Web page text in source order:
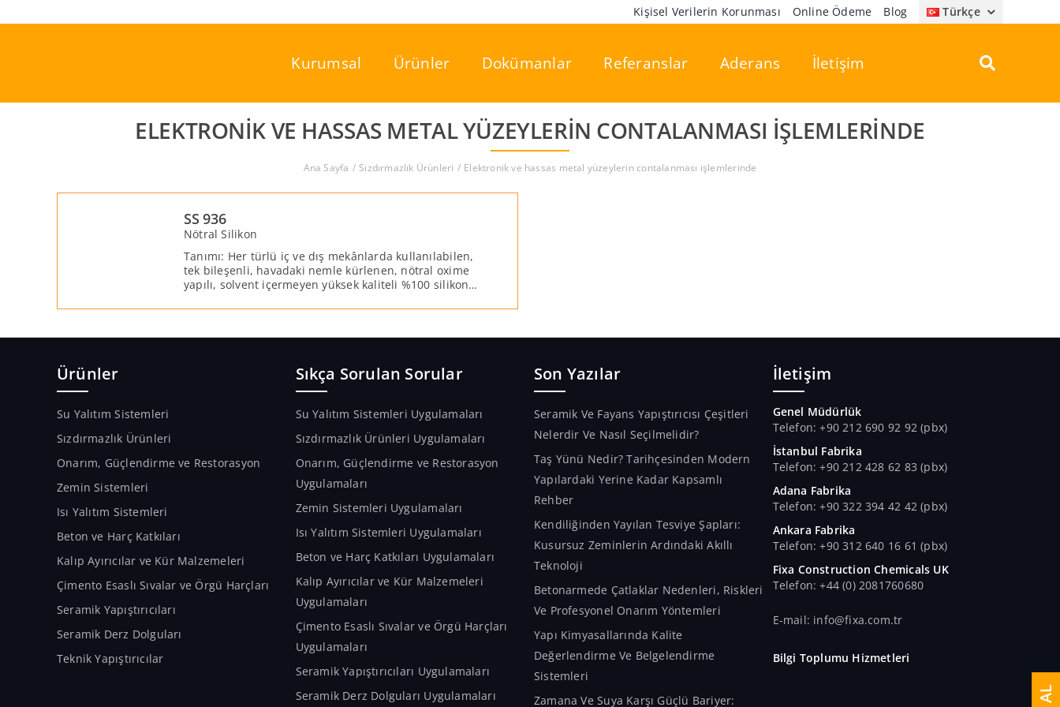
Kişisel Verilerin Korunması Online Ödeme Blog Türkçe
Kurumsal Ürünler Dokümanlar Referanslar Aderans İletişim
ELEKTRONIK VE HASSAS METAL YÜZEYLERIN CONTALANMASI IŞLEMLERINDE
Ana Sayfa Sızdırmazlık Ürünleri Elektronik ve hassas metal yüzeylerin contalanması işlemlerinde
SS 936
Nötral Silikon
Tanımı: Her türlü iç ve dış mekânlarda kullanılabilen,
tek bileşenli, havadaki nemle kürlenen, nötral oxime
yapılı, solvent içermeyen yüksek kaliteli %100 silikon
Ürünler
Su Yalıtım Sistemleri
Sızdırmazlık Ürünleri
Onarım, Güçlendirme ve Restorasyon
Zemin Sistemleri
Isı Yalıtım Sistemleri
Beton ve Harç Katkıları
Kalıp Ayırıcılar ve Kür Malzemeleri
Çimento Esaslı Sıvalar ve Örgü Harçları
Seramik Yapıştırıcıları
Seramik Derz Dolguları
Teknik Yapıştırıcılar
Sıkça Sorulan Sorular
Su Yalıtım Sistemleri Uygulamaları
Sızdırmazlık Ürünleri Uygulamaları
Onarım, Güçlendirme ve Restorasyon
Uygulamaları
Zemin Sistemleri Uygulamaları
Isı Yalıtım Sistemleri Uygulamaları
Beton ve Harç Katkıları Uygulamaları
Kalıp Ayırıcılar ve Kür Malzemeleri
Uygulamaları
Çimento Esaslı Sıvalar ve Örgü Harçları
Uygulamaları
Seramik Yapıştırıcıları Uygulamaları
Seramik Derz Dolguları Uygulamaları
Son Yazılar
Seramik Ve Fayans Yapıştırıcısı Çeşitleri
Nelerdir Ve Nasıl Seçilmelidir?
Taş Yünü Nedir? Tarihçesinden Modern
Yapılardaki Yerine Kadar Kapsamlı
Rehber
Kendiliğinden Yayılan Tesviye Şapları:
Kusursuz Zeminlerin Ardındaki Akıllı
Teknoloji
Betonarmede Çatlaklar Nedenleri, Riskleri
Ve Profesyonel Onarım Yöntemleri
Yapı Kimyasallarında Kalite
Değerlendirme Ve Belgelendirme
Sistemleri
Zamana Ve Suya Karşı Güçlü Bariyer:
İletişim
Genel Müdürlük
Telefon: +90 212 690 92 92 (pbx)
İstanbul Fabrika
Telefon: +90 212 428 62 83 (pbx)
Adana Fabrika
Telefon: +90 322 394 42 42 (pbx)
Ankara Fabrika
Telefon: +90 312 640 16 61 (pbx)
Fixa Construction Chemicals UK
Telefon: +44 (0) 2081760680
E-mail: info@fixa.com.tr
Bilgi Toplumu Hizmetleri